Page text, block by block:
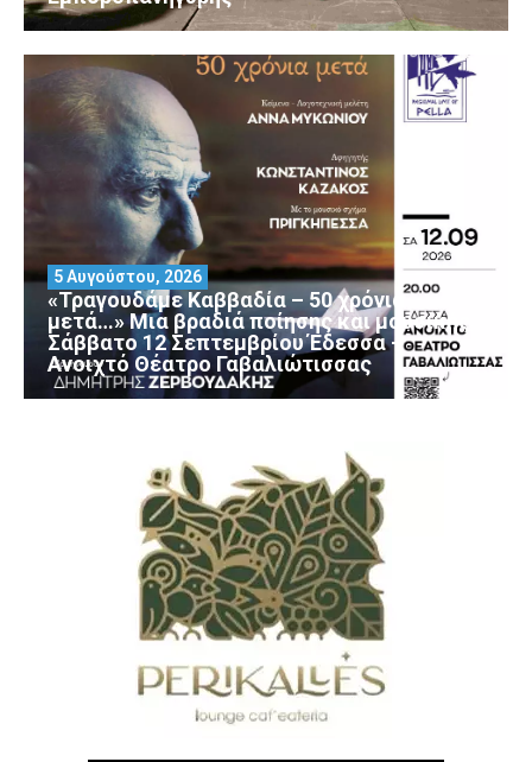
«Τραγουδάμε Καββαδία – 50 χρόνια
μετά…» Μια βραδιά ποίησης και μουσικής
Σάββατο 12 Σεπτεμβρίου Έδεσσα –
Ανοιχτό Θέατρο Γαβαλιώτισσας
5 Αυγούστου, 2026